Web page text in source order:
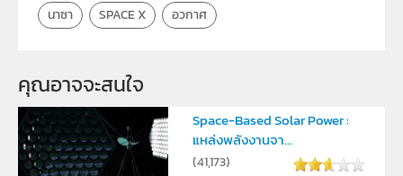
นาซา SPACE X อวกาศ
คุณอาจจะสนใจ
Space-Based Solar Power :
แหล่งพลังงานจา...
(41,173)